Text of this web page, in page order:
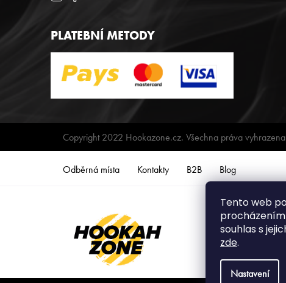
Tento web
souhlas s
zde.
Nastavení
PLATEBNÍ METODY
Copyright 2022 Hookazone.cz. Všechna práva
Odběrná místa Kontakty B2B Blog